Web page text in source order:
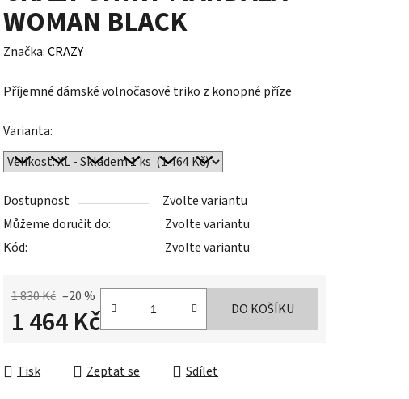
WOMAN BLACK
Značka:CRAZY
Příjemné dámské volnočasové triko z konopné příze
Varianta:
Dostupnost
Zvolte variantu
Můžeme doručit do:
Zvolte variantu
Kód:
Zvolte variantu
1 830 Kč –20 %
1 464 Kč DO KOŠÍKU
Tisk Zeptat se Sdílet